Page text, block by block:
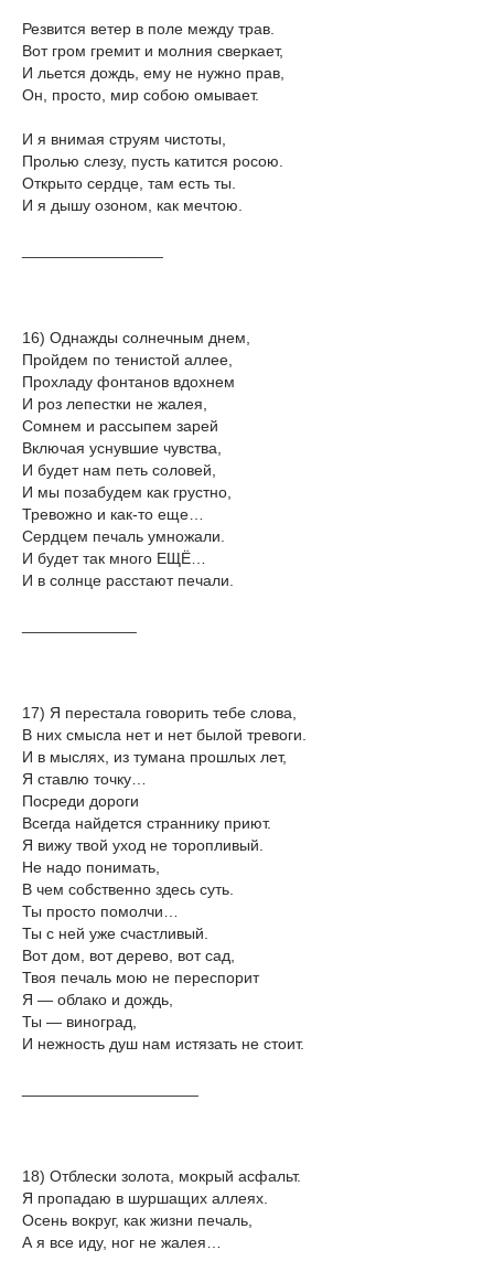
Резвится ветер в поле между трав.
Вот гром гремит и молния сверкает,
И льется дождь, ему не нужно прав,
Он, просто, мир собою омывает.
И я внимая струям чистоты,
Пролью слезу, пусть катится росою.
Открыто сердце, там есть ты.
И я дышу озоном, как мечтою.
16) Однажды солнечным днем,
Пройдем по тенистой аллее,
Прохладу фонтанов вдохнем
И роз лепестки не жалея,
Сомнем и рассыпем зарей
Включая уснувшие чувства,
И будет нам петь соловей,
И мы позабудем как грустно,
Тревожно и как-то еще…
Сердцем печаль умножали.
И будет так много ЕЩЁ…
И в солнце расстают печали.
17) Я перестала говорить тебе слова,
В них смысла нет и нет былой тревоги.
И в мыслях, из тумана прошлых лет,
Я ставлю точку…
Посреди дороги
Всегда найдется страннику приют.
Я вижу твой уход не торопливый.
Не надо понимать,
В чем собственно здесь суть.
Ты просто помолчи…
Ты с ней уже счастливый.
Вот дом, вот дерево, вот сад,
Твоя печаль мою не переспорит
Я — облако и дождь,
Ты — виноград,
И нежность душ нам истязать не стоит.
18) Отблески золота, мокрый асфальт.
Я пропадаю в шуршащих аллеях.
Осень вокруг, как жизни печаль,
А я все иду, ног не жалея…